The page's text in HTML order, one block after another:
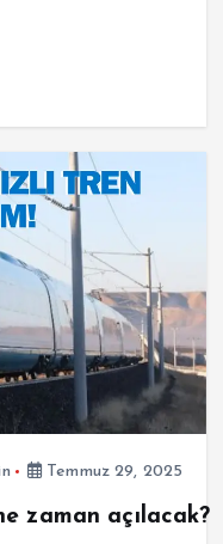
Temmuz 29, 2025
zaman açılacak?